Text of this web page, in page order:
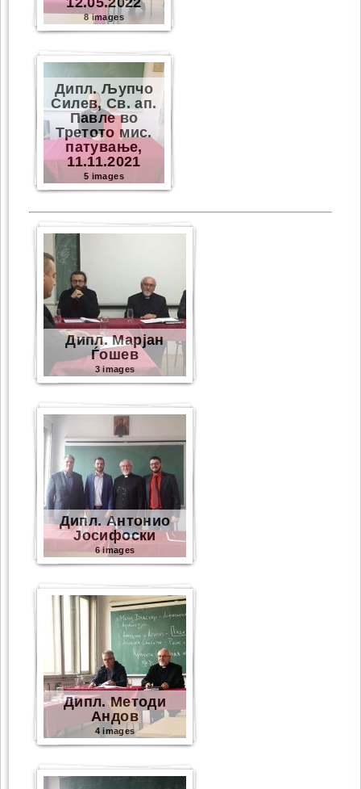
8 images
Дипл. Љупчо
Силев, Св. ап.
Павле во
Третото мис.
патување,
11.11.2021
5 images
Дипл. Марјан
Ѓошев
3 images
Дипл. Антонио
Јосифоски
6 images
Дипл. Методи
Андов
4 images